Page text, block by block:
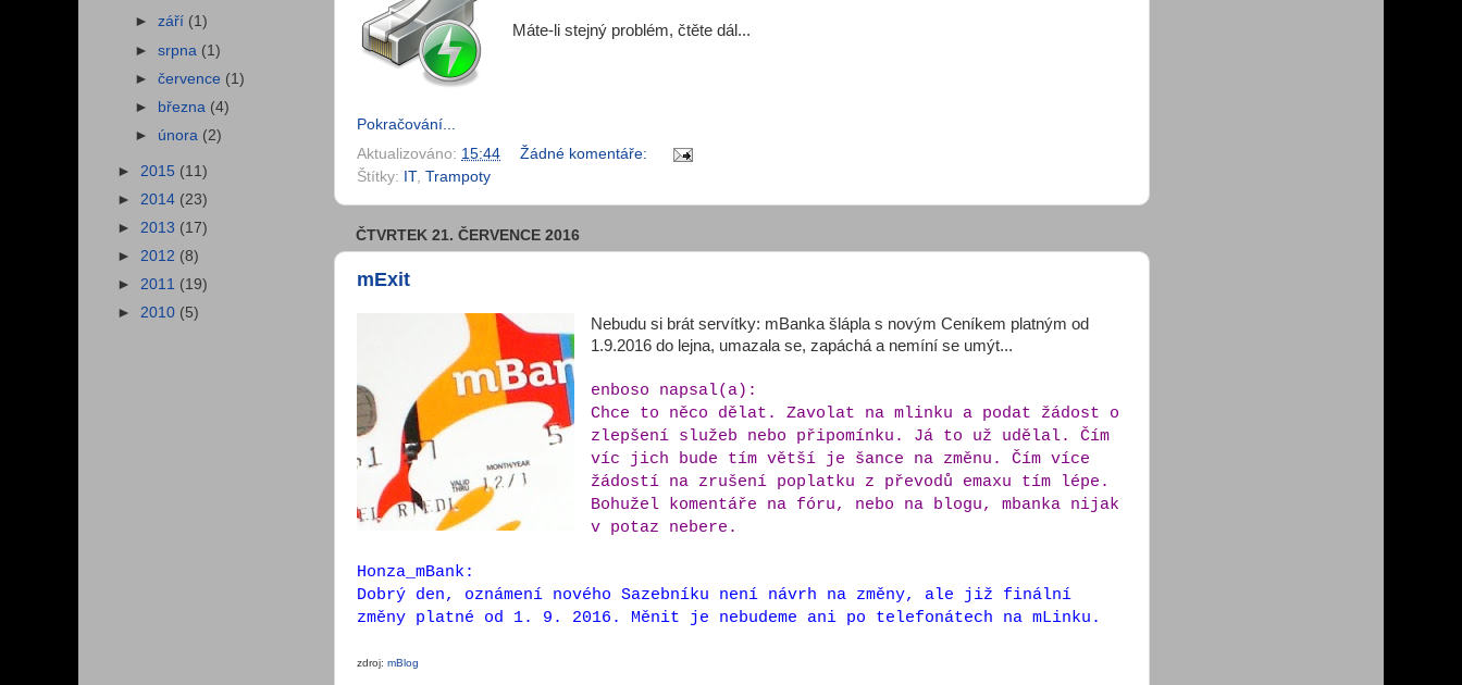
Máte-li stejný problém, čtěte dál...
Pokračování...
Aktualizováno: 15:44
Žádné komentáře:
Štítky: IT, Trampoty
ČTVRTEK 21. ČERVENCE 2016
mExit
Nebudu si brát servítky: mBanka šlápla s novým Ceníkem platným od
1.9.2016 do lejna, umazala se, zapáchá a nemíní se umýt...
enboso napsal(a):
Chce to něco dělat. Zavolat na mlinku a podat žádost o
zlepšení služeb nebo připomínku. Já to už udělal. Čím
víc jich bude tím větší je šance na změnu. Čím více
žádostí na zrušení poplatku z převodů emaxu tím lépe.
Bohužel komentáře na fóru, nebo na blogu, mbanka nijak
v potaz nebere.
Honza_mBank:
Dobrý den, oznámení nového Sazebníku není návrh na změny, ale již finální
změny platné od 1. 9. 2016. Měnit je nebudeme ani po telefonátech na mLinku.
zdroj: mBlog
►září (1)
►srpna (1)
►července (1)
►
března (4)
► února (2)
► 2015 (11)
► 2014 (23)
► 2013 (17)
► 2012 (8)
► 2011 (19)
► 2010 (5)